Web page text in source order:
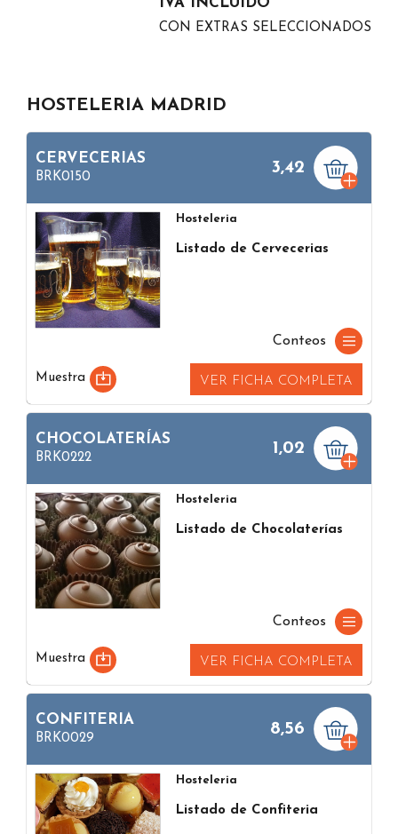
CON EXTRAS SELECCIONADOS
HOSTELERIA MADRID
CERVECERIAS
BRK0150
3,42
Hosteleria
Listado de Cervecerias
Conteos
Muestra VER FICHA COMPLETA
CHOCOLATERÍAS
BRK0222
1,02
Hosteleria
Listado de Chocolaterías
Conteos
Muestra VER FICHA COMPLETA
CONFITERIA
BRK0029
8,56
Hosteleria
Listado de Confiteria